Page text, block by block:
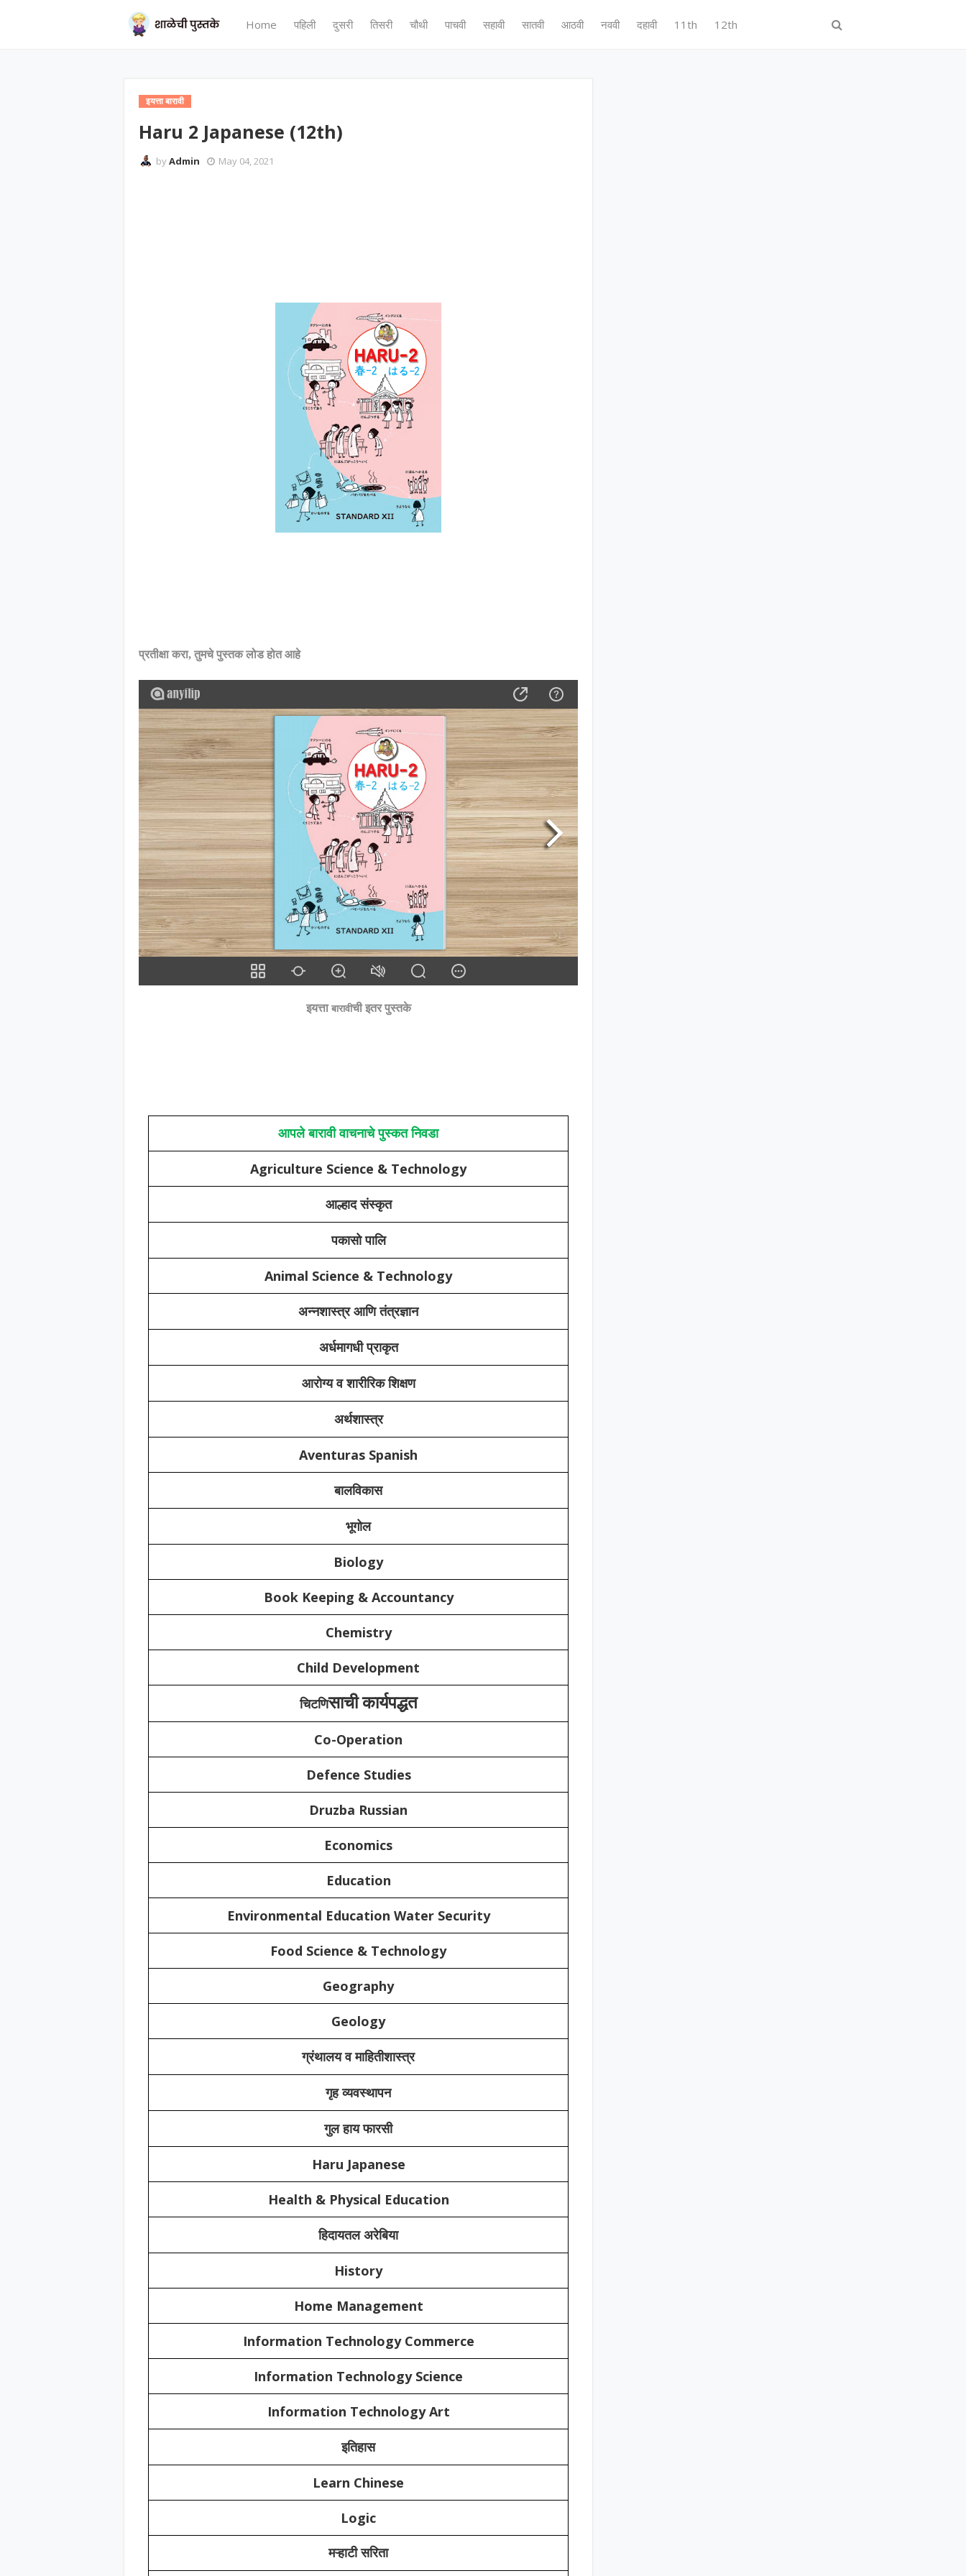
Home पहिली दुसरी तिसरी चौथी पाचवी सहावी सातवी आठवी नववी दहावी 11th 12th
इयत्ता बारावी
Haru 2 Japanese (12th)
byAdmin May 04, 2021
प्रतीक्षा करा, तुमचे पुस्तक लोड होत आहे
इयत्ता बारावीची इतर पुस्तके
आपले बारावी वाचनाचे पुस्कत निवडा
Agriculture Science & Technology
आल्हाद संस्कृत
पकासो पालि
Animal Science & Technology
अन्नशास्त्र आणि तंत्रज्ञान
अर्धमागधी प्राकृत
आरोग्य व शारीरिक शिक्षण
अर्थशास्त्र
Aventuras Spanish
बालविकास
भूगोल
Biology
Book Keeping & Accountancy
Chemistry
Child Development
चिटणिसाची कार्यपद्धत
Co-Operation
Defence Studies
Druzba Russian
Economics
Education
Environmental Education Water Security
Food Science & Technology
Geography
Geology
ग्रंथालय व माहितीशास्त्र
गृह व्यवस्थापन
गुल हाय फारसी
Haru Japanese
Health & Physical Education
हिदायतल अरेबिया
History
Home Management
Information Technology Commerce
Information Technology Science
Information Technology Art
इतिहास
Learn Chinese
Logic
मऱ्हाटी सरिता